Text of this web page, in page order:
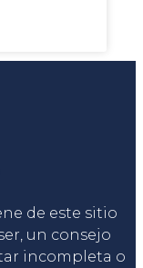
de este sitio
un consejo
incompleta o